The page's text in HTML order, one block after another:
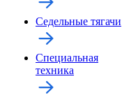
Седельные тягачи
Специальная
техника